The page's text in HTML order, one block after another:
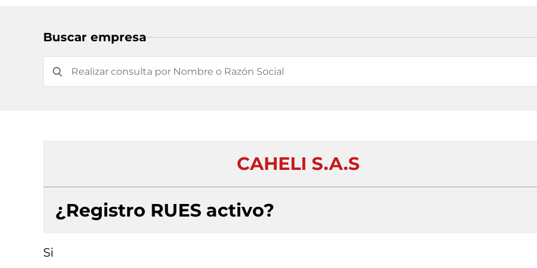
Buscar empresa
CAHELI S.A.S
¿Registro RUES activo?
Si